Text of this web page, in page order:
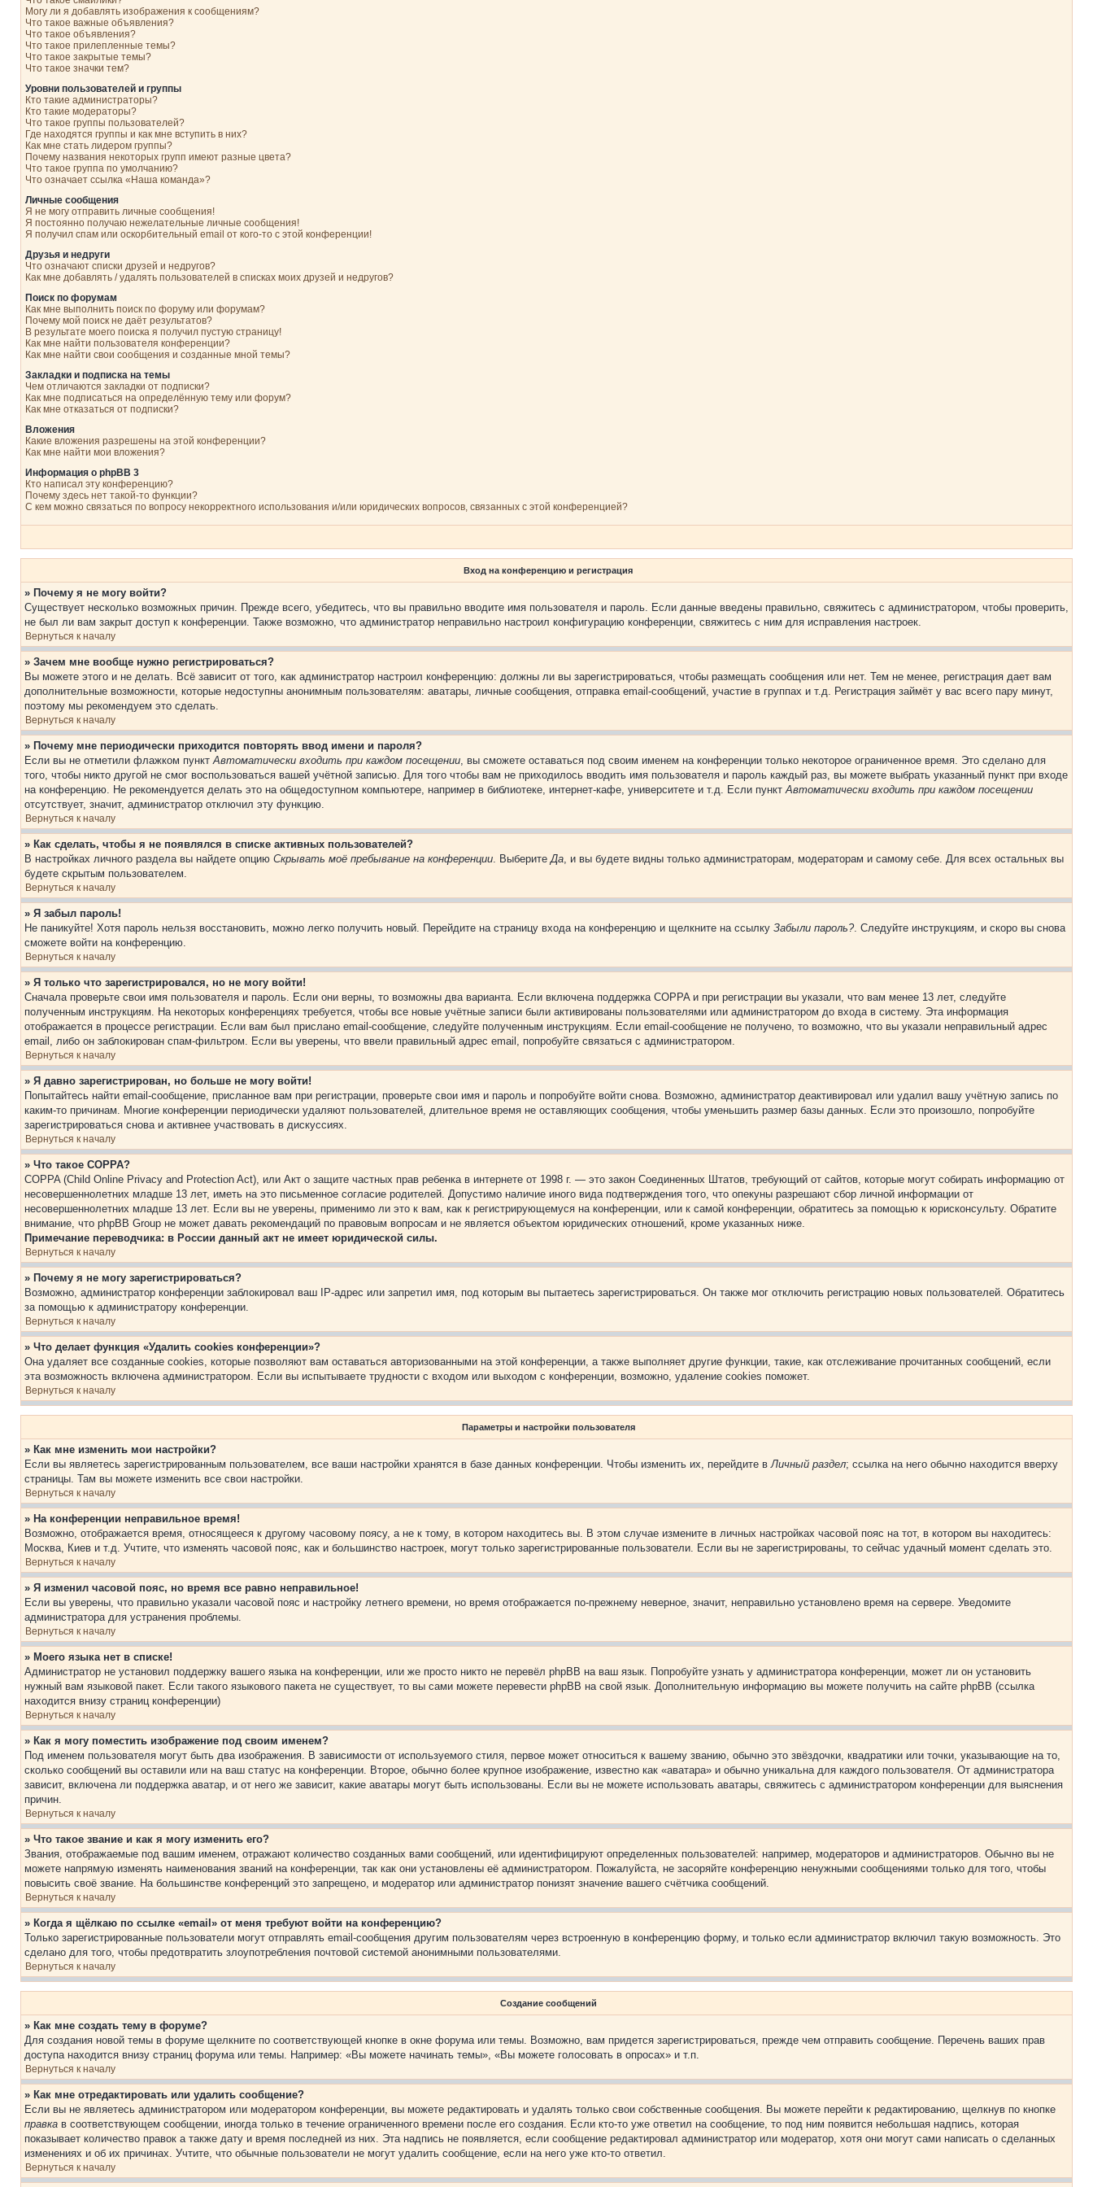
Могу ли я добавлять изображения к сообщениям?
Что такое важные объявления?
Что такое объявления?
Что такое прилепленные темы?
Что такое закрытые темы?
Что такое значки тем?
Уровни пользователей и группы
Кто такие администраторы?
Кто такие модераторы?
Что такое группы пользователей?
Где находятся группы и как мне вступить в них?
Как мне стать лидером группы?
Почему названия некоторых групп имеют разные цвета?
Что такое группа по умолчанию?
Что означает ссылка «Наша команда»?
Личные сообщения
Я не могу отправить личные сообщения!
Я постоянно получаю нежелательные личные сообщения!
Я получил спам или оскорбительный email от кого-то с этой конференции!
Друзья и недруги
Что означают списки друзей и недругов?
Как мне добавлять / удалять пользователей в списках моих друзей и недругов?
Поиск по форумам
Как мне выполнить поиск по форуму или форумам?
Почему мой поиск не даёт результатов?
В результате моего поиска я получил пустую страницу!
Как мне найти пользователя конференции?
Как мне найти свои сообщения и созданные мной темы?
Закладки и подписка на темы
Чем отличаются закладки от подписки?
Как мне подписаться на определённую тему или форум?
Как мне отказаться от подписки?
Вложения
Какие вложения разрешены на этой конференции?
Как мне найти мои вложения?
Информация о phpBB 3
Кто написал эту конференцию?
Почему здесь нет такой-то функции?
С кем можно связаться по вопросу некорректного использования и/или юридических вопросов, связанных с этой конференцией?
Вход на конференцию и регистрация
» Почему я не могу войти?
Существует несколько возможных причин. Прежде всего, убедитесь, что вы правильно вводите имя пользователя и пароль. Если данные введены правильно, свяжитесь с администратором, чтобы проверить,
не был ли вам закрыт доступ к конференции. Также возможно, что администратор неправильно настроил конфигурацию конференции, свяжитесь с ним для исправления настроек.
Вернуться к началу
» Зачем мне вообще нужно регистрироваться?
Вы можете этого и не делать. Всё зависит от того, как администратор настроил конференцию: должны ли вы зарегистрироваться, чтобы размещать сообщения или нет. Тем не менее, регистрация дает вам
дополнительные возможности, которые недоступны анонимным пользователям: аватары, личные сообщения, отправка email-сообщений, участие в группах и т.д. Регистрация займёт у вас всего пару минут,
поэтому мы рекомендуем это сделать.
Вернуться к началу
» Почему мне периодически приходится повторять ввод имени и пароля?
Если вы не отметили флажком пунктАвтоматически входить при каждом посещении, вы сможете оставаться под своим именем на конференции только некоторое ограниченное время. Это сделано для
того, чтобы никто другой не смог воспользоваться вашей учётной записью. Для того чтобы вам не приходилось вводить имя пользователя и пароль каждый раз, вы можете выбрать указанный пункт при входе
на конференцию. Не рекомендуется делать это на общедоступном компьютере, например в библиотеке, интернет-кафе, университете и т.д. Если пунктАвтоматически входить при каждом посещении
отсутствует, значит, администратор отключил эту функцию.
Вернуться к началу
» Как сделать, чтобы я не появлялся в списке активных пользователей?
В настройках личного раздела вы найдете опцию Скрывать моё пребывание на конференции. ВыберитеДа, и вы будете видны только администраторам, модераторам и самому себе. Для всех остальных вы
будете скрытым пользователем.
Вернуться к началу
» Я забыл пароль!
Не паникуйте! Хотя пароль нельзя восстановить, можно легко получить новый. Перейдите на страницу входа на конференцию и щелкните на ссылку Забыли пароль?. Следуйте инструкциям, и скоро вы снова
сможете войти на конференцию.
Вернуться к началу
» Я только что зарегистрировался, но не могу войти!
Сначала проверьте свои имя пользователя и пароль. Если они верны, то возможны два варианта. Если включена поддержка COPPA и при регистрации вы указали, что вам менее 13 лет, следуйте
полученным инструкциям. На некоторых конференциях требуется, чтобы все новые учётные записи были активированы пользователями или администратором до входа в систему. Эта информация
отображается в процессе регистрации. Если вам был прислано email-сообщение, следуйте полученным инструкциям. Если email-сообщение не получено, то возможно, что вы указали неправильный адрес
email, либо он заблокирован спам-фильтром. Если вы уверены, что ввели правильный адрес email, попробуйте связаться с администратором.
Вернуться к началу
» Я давно зарегистрирован, но больше не могу войти!
Попытайтесь найти email-сообщение, присланное вам при регистрации, проверьте свои имя и пароль и попробуйте войти снова. Возможно, администратор деактивировал или удалил вашу учётную запись по
каким-то причинам. Многие конференции периодически удаляют пользователей, длительное время не оставляющих сообщения, чтобы уменьшить размер базы данных. Если это произошло, попробуйте
зарегистрироваться снова и активнее участвовать в дискуссиях.
Вернуться к началу
» Что такое COPPA?
COPPA (Child Online Privacy and Protection Act), или Акт о защите частных прав ребенка в интернете от 1998 г. — это закон Соединенных Штатов, требующий от сайтов, которые могут собирать информацию от
несовершеннолетних младше 13 лет, иметь на это письменное согласие родителей. Допустимо наличие иного вида подтверждения того, что опекуны разрешают сбор личной информации от
несовершеннолетних младше 13 лет. Если вы не уверены, применимо ли это к вам, как к регистрирующемуся на конференции, или к самой конференции, обратитесь за помощью к юрисконсульту. Обратите
внимание, что phpBB Group не может давать рекомендаций по правовым вопросам и не является объектом юридических отношений, кроме указанных ниже.
Примечание переводчика: в России данный акт не имеет юридической силы.
Вернуться к началу
» Почему я не могу зарегистрироваться?
Возможно, администратор конференции заблокировал ваш IP-адрес или запретил имя, под которым вы пытаетесь зарегистрироваться. Он также мог отключить регистрацию новых пользователей. Обратитесь
за помощью к администратору конференции.
Вернуться к началу
» Что делает функция «Удалить cookies конференции»?
Она удаляет все созданные cookies, которые позволяют вам оставаться авторизованными на этой конференции, а также выполняет другие функции, такие, как отслеживание прочитанных сообщений, если
эта возможность включена администратором. Если вы испытываете трудности с входом или выходом с конференции, возможно, удаление cookies поможет.
Вернуться к началу
Параметры и настройки пользователя
» Как мне изменить мои настройки?
Если вы являетесь зарегистрированным пользователем, все ваши настройки хранятся в базе данных конференции. Чтобы изменить их, перейдите вЛичный раздел; ссылка на него обычно находится вверху
страницы. Там вы можете изменить все свои настройки.
Вернуться к началу
» На конференции неправильное время!
Возможно, отображается время, относящееся к другому часовому поясу, а не к тому, в котором находитесь вы. В этом случае измените в личных настройках часовой пояс на тот, в котором вы находитесь:
Москва, Киев и т.д. Учтите, что изменять часовой пояс, как и большинство настроек, могут только зарегистрированные пользователи. Если вы не зарегистрированы, то сейчас удачный момент сделать это.
Вернуться к началу
» Я изменил часовой пояс, но время все равно неправильное!
Если вы уверены, что правильно указали часовой пояс и настройку летнего времени, но время отображается по-прежнему неверное, значит, неправильно установлено время на сервере. Уведомите
администратора для устранения проблемы.
Вернуться к началу
» Моего языка нет в списке!
Администратор не установил поддержку вашего языка на конференции, или же просто никто не перевёл phpBB на ваш язык. Попробуйте узнать у администратора конференции, может ли он установить
нужный вам языковой пакет. Если такого языкового пакета не существует, то вы сами можете перевести phpBB на свой язык. Дополнительную информацию вы можете получить на сайте phpBB (ссылка
находится внизу страниц конференции)
Вернуться к началу
» Как я могу поместить изображение под своим именем?
Под именем пользователя могут быть два изображения. В зависимости от используемого стиля, первое может относиться к вашему званию, обычно это звёздочки, квадратики или точки, указывающие на то,
сколько сообщений вы оставили или на ваш статус на конференции. Второе, обычно более крупное изображение, известно как «аватара» и обычно уникальна для каждого пользователя. От администратора
зависит, включена ли поддержка аватар, и от него же зависит, какие аватары могут быть использованы. Если вы не можете использовать аватары, свяжитесь с администратором конференции для выяснения
причин.
Вернуться к началу
» Что такое звание и как я могу изменить его?
Звания, отображаемые под вашим именем, отражают количество созданных вами сообщений, или идентифицируют определенных пользователей: например, модераторов и администраторов. Обычно вы не
можете напрямую изменять наименования званий на конференции, так как они установлены её администратором. Пожалуйста, не засоряйте конференцию ненужными сообщениями только для того, чтобы
повысить своё звание. На большинстве конференций это запрещено, и модератор или администратор понизят значение вашего счётчика сообщений.
Вернуться к началу
» Когда я щёлкаю по ссылке «email» от меня требуют войти на конференцию?
Только зарегистрированные пользователи могут отправлять email-сообщения другим пользователям через встроенную в конференцию форму, и только если администратор включил такую возможность. Это
сделано для того, чтобы предотвратить злоупотребления почтовой системой анонимными пользователями.
Вернуться к началу
Создание сообщений
» Как мне создать тему в форуме?
Для создания новой темы в форуме щелкните по соответствующей кнопке в окне форума или темы. Возможно, вам придется зарегистрироваться, прежде чем отправить сообщение. Перечень ваших прав
доступа находится внизу страниц форума или темы. Например: «Вы можете начинать темы», «Вы можете голосовать в опросах» и т.п.
Вернуться к началу
» Как мне отредактировать или удалить сообщение?
Если вы не являетесь администратором или модератором конференции, вы можете редактировать и удалять только свои собственные сообщения. Вы можете перейти к редактированию, щелкнув по кнопке
правка в соответствующем сообщении, иногда только в течение ограниченного времени после его создания. Если кто-то уже ответил на сообщение, то под ним появится небольшая надпись, которая
показывает количество правок а также дату и время последней из них. Эта надпись не появляется, если сообщение редактировал администратор или модератор, хотя они могут сами написать о сделанных
изменениях и об их причинах. Учтите, что обычные пользователи не могут удалить сообщение, если на него уже кто-то ответил.
Вернуться к началу